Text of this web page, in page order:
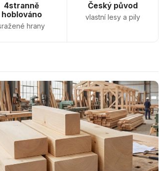
4stranně
hoblováno
hrany
Český původ
vlastní lesy a pily